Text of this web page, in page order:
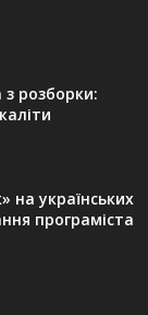
розборки:
на українських
програміста